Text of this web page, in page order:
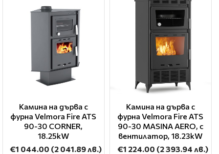
Камина на дърва с
фурна Velmora Fire ATS
90-30 CORNER,
18.25kW
€1 044.00 (2 041.89 лв.)
Камина на дърва с
фурна Velmora Fire ATS
90-30 ΜΑSΙΝΑ AERO, с
вентилатор, 18.23kW
€1 224.00 (2 393.94 лв.)